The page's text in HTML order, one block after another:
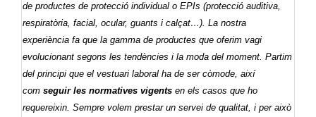
de productes de protecció individual o EPIs (protecció auditiva,
respiratòria, facial, ocular, guants i calçat…). La nostra
experiència fa que la gamma de productes que oferim vagi
evolucionant segons les tendències i la moda del moment. Partim
del principi que el vestuari laboral ha de ser còmode, així
com seguir les normatives vigents en els casos que ho
requereixin. Sempre volem prestar un servei de qualitat, i per això